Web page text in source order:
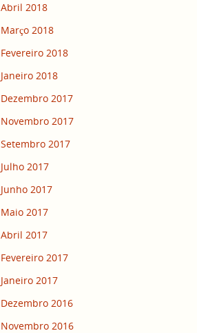
Abril 2018
Março 2018
Fevereiro 2018
Janeiro 2018
Dezembro 2017
Novembro 2017
Setembro 2017
Julho 2017
Junho 2017
Maio 2017
Abril 2017
Fevereiro 2017
Janeiro 2017
Dezembro 2016
Novembro 2016